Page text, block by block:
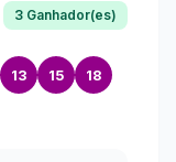
3 Ganhador(es)
13 15 18